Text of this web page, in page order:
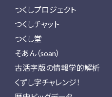
つくしプロジェクト
つくしチャット
つくし堂
そあん（soan）
古活字版の情報学的解析
くずし字チャレンジ！